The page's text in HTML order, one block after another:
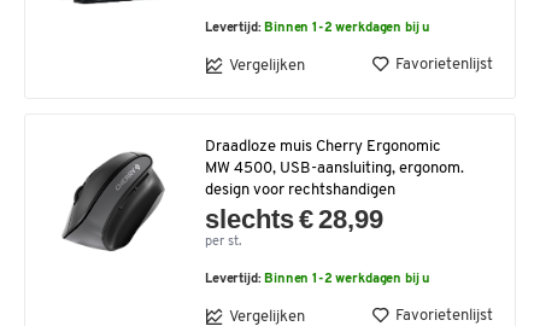
Levertijd: Binnen 1-2 werkdagen bij u
Vergelijken Favorietenlijst
Draadloze muis Cherry Ergonomic
MW 4500, USB-aansluiting, ergonom.
design voor rechtshandigen
slechts € 28,99
per st.
Levertijd: Binnen 1-2 werkdagen bij u
Vergelijken Favorietenlijst